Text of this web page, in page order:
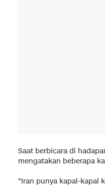
Saat berbicara di
mengatakan beberapa
"Iran punya kapal-kapal